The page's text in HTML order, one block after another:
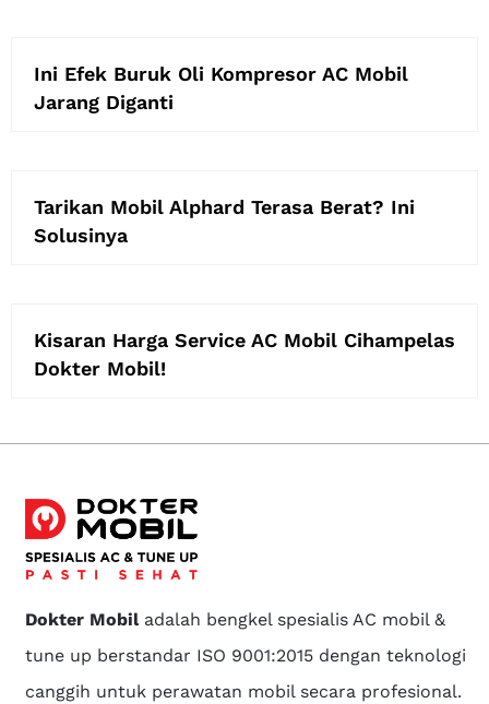
Ini Efek Buruk Oli Kompresor AC Mobil
Jarang Diganti
Tarikan Mobil Alphard Terasa Berat? Ini
Solusinya
Kisaran Harga Service AC Mobil Cihampelas
Dokter Mobil!
Dokter Mobiladalah bengkel spesialis AC mobil &
tune up berstandar ISO 9001:2015 dengan teknologi
canggih untuk perawatan mobil secara profesional.